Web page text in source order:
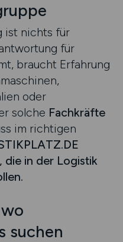
ist nichts für
für
braucht Erfahrung
oder
solche Fachkräfte
im richtigen
die in der Logistik
suchen